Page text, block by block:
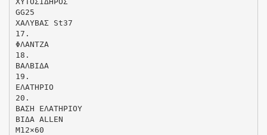
GG25
ΧΑΛΥΒΑΣ St37
17.
ΦΛΑΝΤΖΑ
18.
ΒΑΛΒΙΔΑ
19.
ΕΛΑΤΗΡΙΟ
20.
ΒΑΣΗ ΕΛΑΤΗΡΙΟΥ
ΒΙΔΑ ALLEN
M12×60